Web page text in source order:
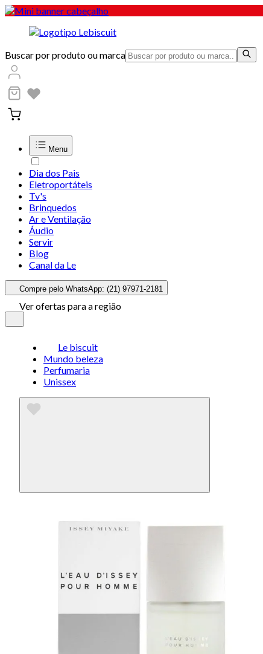
Buscar por produto ou marca
Menu
Dia dos Pais
Eletroportáteis
Tv's
Brinquedos
Ar e Ventilação
Áudio
Servir
Blog
Canal da Le
Compre pelo WhatsApp: (21) 97971-2181
Ver ofertas para a região
Le biscuit
Mundo beleza
Perfumaria
Unissex